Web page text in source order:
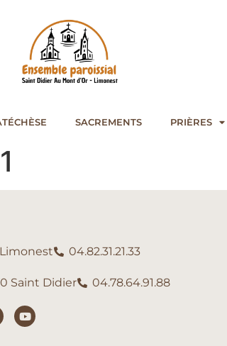
SACREMENTS PRIÈRES
04.82.31.21.33
Saint Didier 04.78.64.91.88